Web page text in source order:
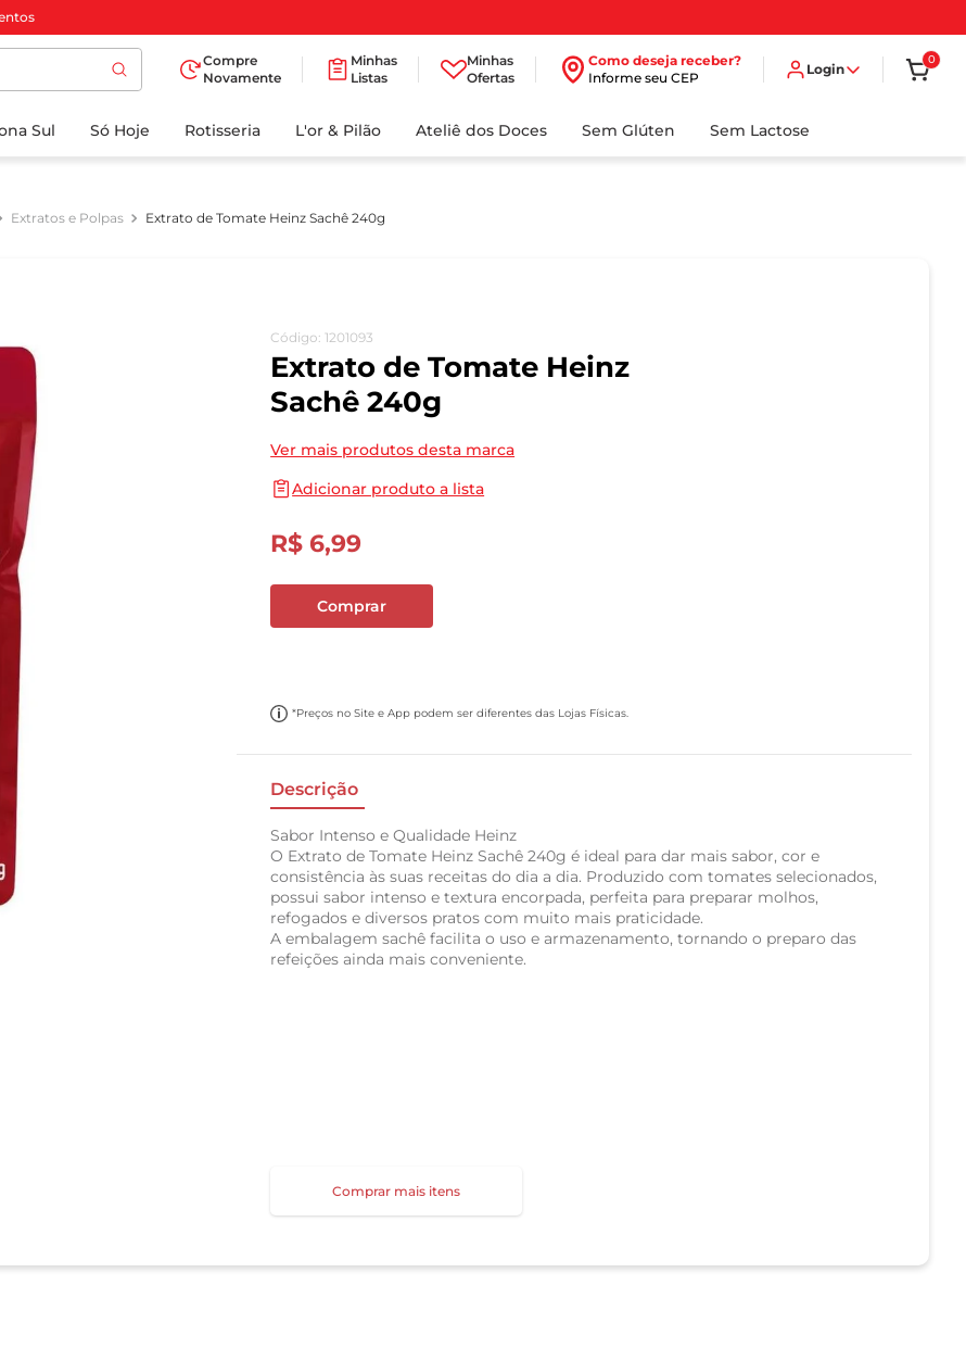
Compre
Novamente
Minhas
Listas
Minhas
Ofertas
Como deseja receber?
Informe seu CEP
Login
0
Sul Só Hoje Rotisseria L'or & Pilão Ateliê dos Doces Sem Glúten Sem Lactose
Extratos e Polpas Extrato de Tomate Heinz Sachê 240g
Código: 1201093
Extrato de Tomate Heinz
Sachê 240g
Ver mais produtos desta marca
Adicionar produto a lista
R$ 6,99
Comprar
*Preços no Site e App podem ser diferentes das Lojas Físicas.
Descrição
Sabor Intenso e Qualidade Heinz
O Extrato de Tomate Heinz Sachê 240g é ideal para dar mais sabor, cor e
consistência às suas receitas do dia a dia. Produzido com tomates selecionados,
possui sabor intenso e textura encorpada, perfeita para preparar molhos,
refogados e diversos pratos com muito mais praticidade.
A embalagem sachê facilita o uso e armazenamento, tornando o preparo das
refeições ainda mais conveniente.
Comprar mais itens
BUSCADOS